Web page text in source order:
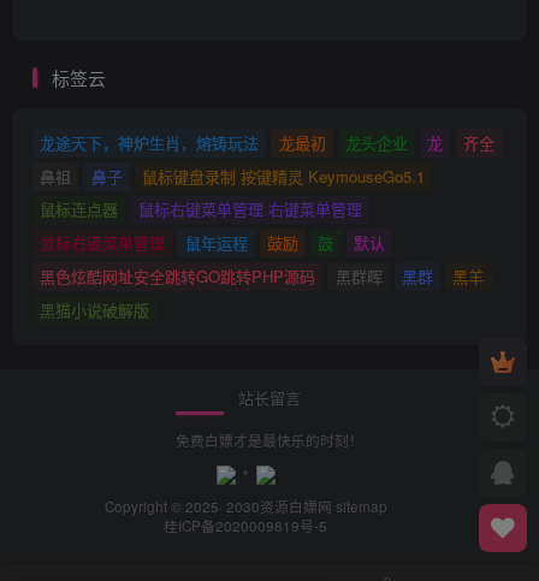
标签云
龙途天下，神炉生肖，熔铸玩法 龙最初 龙头企业 龙
齐全
鼻祖
鼻子
鼠标键盘录制 按键精灵 KeymouseGo5.1
鼠标连点器
鼠标右键菜单管理 右键菜单管理
鼠标右键菜单管理
鼠年运程 鼓励 鼓
默认
黑色炫酷网址安全跳转GO跳转PHP源码
黑群晖 黑群
黑羊
黑猫小说破解版
站长留言
免费白嫖才是最快乐的时刻！
Copyright © 2025· 2030资源白嫖网 sitemap
桂ICP备2020009819号-5